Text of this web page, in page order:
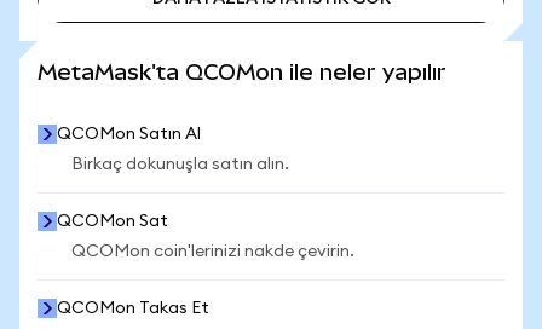
MetaMask'ta QCOMon ile neler yapılır
QCOMon Satın Al
Birkaç dokunuşla satın alın.
QCOMon Sat
QCOMon coin'lerinizi nakde çevirin.
QCOMon Takas Et